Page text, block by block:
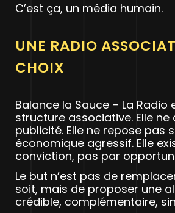
C’est ça, un média humain.
UNE RADIO
CHOIX
Balance la Sauce – La Radio
structure associative. Elle
publicité. Elle ne repose pas
économique agressif. Elle
conviction, pas par
Le but n’est pas de
soit, mais de proposer une
crédible, complémentaire,